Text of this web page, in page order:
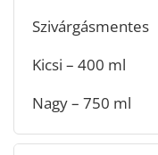
Szivárgásmentes
Kicsi – 400 ml
Nagy – 750 ml